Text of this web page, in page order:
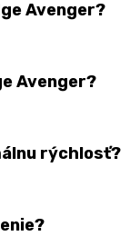
Avenger?
Avenger?
rýchlosť?